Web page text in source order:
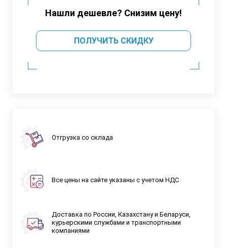
Нашли дешевле? Снизим цену!
ПОЛУЧИТЬ СКИДКУ
Отгрузка со склада
Все цены на сайте указаны с учетом НДС
Доставка по России, Казахстану и Беларуси,
курьерскими службами и транспортными
компаниями